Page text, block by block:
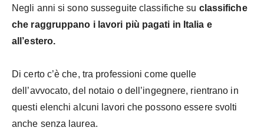
Negli anni si sono susseguite classifiche su classifiche
che raggruppano i lavori più pagati in Italia e
all’estero.
Di certo c’è che, tra professioni come quelle
dell’avvocato, del notaio o dell’ingegnere, rientrano in
questi elenchi alcuni lavori che possono essere svolti
anche senza laurea.